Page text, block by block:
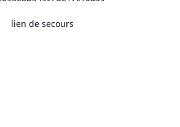
lien de secours